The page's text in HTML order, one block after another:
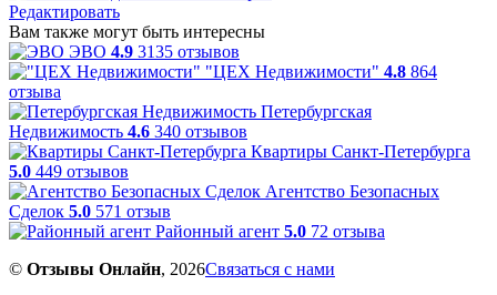
Редактировать
Вам также могут быть интересны
ЭВО 4.9 3135 отзывов
"ЦЕХ Недвижимости" 4.8 864
отзыва
Петербургская
Недвижимость 4.6 340 отзывов
Квартиры Санкт-Петербурга
5.0 449 отзывов
Агентство Безопасных
Сделок 5.0 571 отзыв
Районный агент 5.0 72 отзыва
© Отзывы Онлайн, 2026Связаться с нами